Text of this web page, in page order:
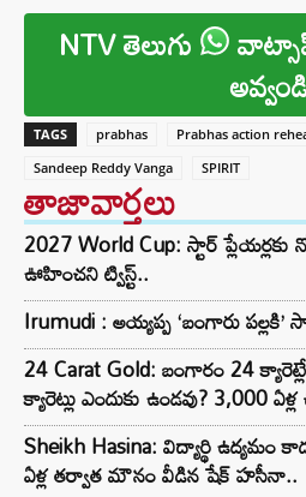
NTV తెలుగు
అవ్వండి
TAGS prabhas Prabhas action
Sandeep Reddy Vanga
SPIRIT
తాజావార్తలు
2027 World Cup: స్టార్ ప్లేయర్లకు
ఊహించని ట్విస్ట్..
Irumudi : అయ్యప్ప ‘బంగారు
24 Carat Gold: బంగారం 24
క్యారెట్లు ఎందుకు ఉండవు? 3,000
Sheikh Hasina: విద్యార్థి ఉద్యమం
ఏళ్ల తర్వాత మౌనం వీడిన షేక్ హసీనా..